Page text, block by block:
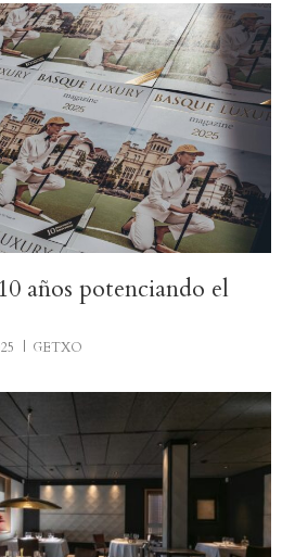
años potenciando el
GETXO